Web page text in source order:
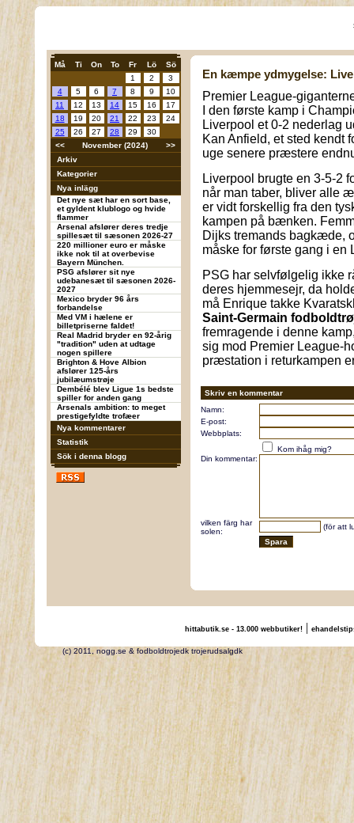
Må Ti On To Fr Lö
Sö
1
2
3
4
5 6 7 8 9
10
11
12 13 14 15 16
17
18
19 20 21 22 23
24
25
26 27 28 29
30
<<
November (2024)
>>
Arkiv
Kategorier
Nya inlägg
Det nye sæt har en sort base,
et gyldent klublogo og hvide
flammer
Arsenal afslører deres tredje
spillesæt til sæsonen 2026-27
220 millioner euro er måske
ikke nok til at overbevise
Bayern München.
PSG afslører sit nye
udebanesæt til sæsonen 2026-
2027
Mexico bryder 96 års
forbandelse
Med VM i hælene er
billetpriserne faldet!
Real Madrid bryder en 92-årig
"tradition" uden at udtage
nogen spillere
Brighton & Hove Albion
afslører 125-års
jubilæumstrøje
Dembélé blev Ligue 1s bedste
spiller for anden gang
Arsenals ambition: to meget
prestigefyldte trofæer
Nya kommentarer
Statistik
Sök i denna blogg
En kæmpe ydmygelse:
Premier League-
I den første kamp i
Liverpool et 0-2 nederlag
Kan Anfield, et sted kendt
uge senere præstere
Liverpool brugte en 3-5-2
når man taber, bliver alle
er vidt forskellig fra den
kampen på bænken.
Dijks tremands bagkæde,
måske for første gang i en
PSG har selvfølgelig ikke
deres hjemmesejr, da
må Enrique takke
Saint-Germain
fremragende i denne
sig mod Premier League-
præstation i returkampen
Skriv en kommentar
Namn:
E-post:
Webbplats:
Kom ihåg mig?
Din kommentar:
vilken färg har
solen:
(för att
hittabutik.se - 13.000 webbutiker!|
(c) 2011, nogg.se & fodboldtrojedk trojerudsalgdk